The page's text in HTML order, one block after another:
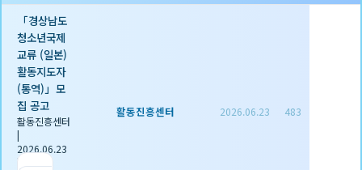
「경상남도
청소년국제
교류 (일본)
활동지도자
(통역)」모
집 공고
활동진흥센터
|
2026.06.23
|
활동진흥센터 2026.06.23 483